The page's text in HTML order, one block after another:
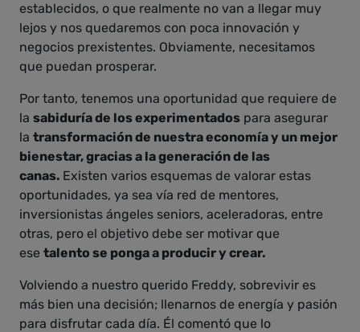
establecidos, o que realmente no van a llegar muy
lejos y nos quedaremos con poca innovación y
negocios prexistentes. Obviamente, necesitamos
que puedan prosperar.
Por tanto, tenemos una oportunidad que requiere de
la sabiduría de los experimentados para asegurar
la transformación de nuestra economía y un mejor
bienestar, gracias a la generación de las
canas. Existen varios esquemas de valorar estas
oportunidades, ya sea vía red de mentores,
inversionistas ángeles seniors, aceleradoras, entre
otras, pero el objetivo debe ser motivar que
ese talento se ponga a producir y crear.
Volviendo a nuestro querido Freddy, sobrevivir es
más bien una decisión; llenarnos de energía y pasión
para disfrutar cada día. Él comentó que lo